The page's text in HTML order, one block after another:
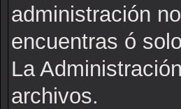
administración
encuentras ó
La
archivos.